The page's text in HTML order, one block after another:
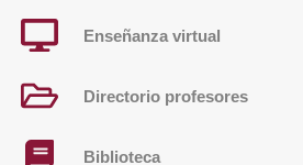
Enseñanza virtual
Directorio profesores
Biblioteca